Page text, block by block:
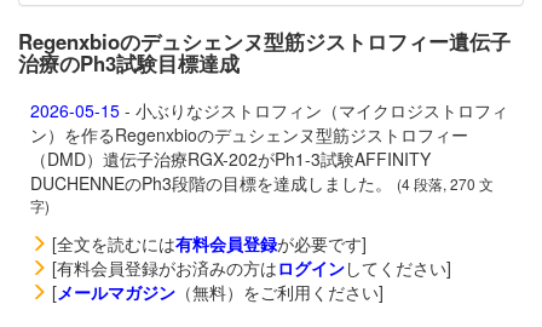
Regenxbioのデュシェンヌ型筋ジストロフィー遺伝子
治療のPh3試験目標達成
2026-05-15 - 小ぶりなジストロフィン（マイクロジストロフィ
ン）を作るRegenxbioのデュシェンヌ型筋ジストロフィー
（DMD）遺伝子治療RGX-202がPh1-3試験AFFINITY
DUCHENNEのPh3段階の目標を達成しました。
(4 段落, 270 文
字)
[全文を読むには有料会員登録が必要です]
[有料会員登録がお済みの方はログインしてください]
[メールマガジン （無料）をご利用ください]